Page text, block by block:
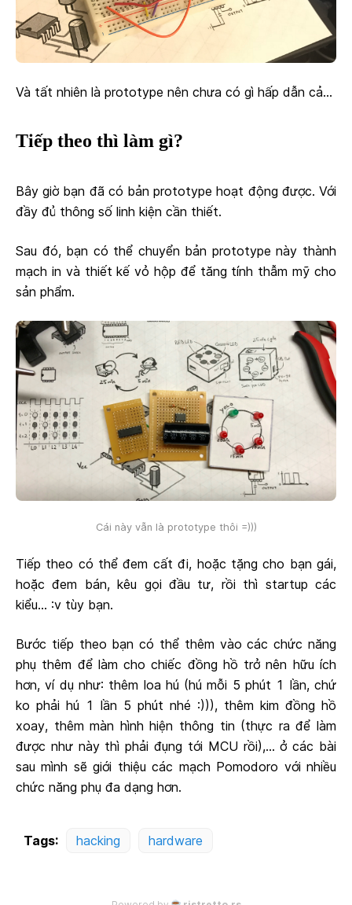
Và tất nhiên là prototype nên chưa có gì hấp dẫn cả...
Tiếp theo thì làm gì?
Bây giờ bạn đã có bản prototype hoạt động được. Với
đầy đủ thông số linh kiện cần thiết.
Sau đó, bạn có thể chuyển bản prototype này thành
mạch in và thiết kế vỏ hộp để tăng tính thẫm mỹ cho
sản phẩm.
Cái này vẫn là prototype thôi =)))
Tiếp theo có thể đem cất đi, hoặc tặng cho bạn gái,
hoặc đem bán, kêu gọi đầu tư, rồi thì startup các
kiểu... :v tùy bạn.
Bước tiếp theo bạn có thể thêm vào các chức năng
phụ thêm để làm cho chiếc đồng hồ trở nên hữu ích
hơn, ví dụ như: thêm loa hú (hú mỗi 5 phút 1 lần, chứ
ko phải hú 1 lần 5 phút nhé :))), thêm kim đồng hồ
xoay, thêm màn hình hiện thông tin (thực ra để làm
được như này thì phải đụng tới MCU rồi),... ở các bài
sau mình sẽ giới thiệu các mạch Pomodoro với nhiều
chức năng phụ đa dạng hơn.
Tags: hacking hardware